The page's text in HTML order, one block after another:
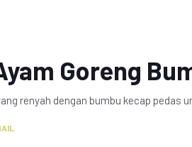
Goreng
renyah dengan bumbu kecap pedas